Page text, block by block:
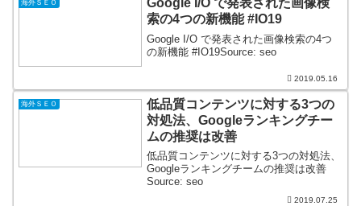
海外ＳＥＯ
Google I/O で発表された画像検
索の4つの新機能 #IO19
Google I/O で発表された画像検索の4つ
の新機能 #IO19Source: seo
2019.05.16
海外ＳＥＯ
低品質コンテンツに対する3つの
対処法、Googleランキングチー
ムの推奨は改善
低品質コンテンツに対する3つの対処法、
Googleランキングチームの推奨は改善
Source: seo
2019.07.25